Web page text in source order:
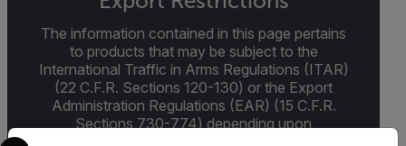
The information contained in this page pertains
to products that may be subject to the
International Traffic in Arms Regulations (ITAR)
(22 C.F.R. Sections 120-130) or the Export
Administration Regulations (EAR) (15 C.F.R.
Sections 730-774) depending upon
Select your preferred country and language from the